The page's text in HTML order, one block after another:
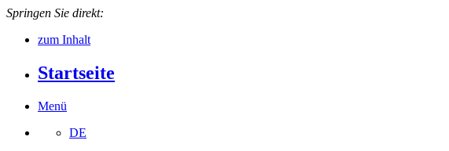
Springen Sie direkt:
zum Inhalt
Startseite
Menü
DE